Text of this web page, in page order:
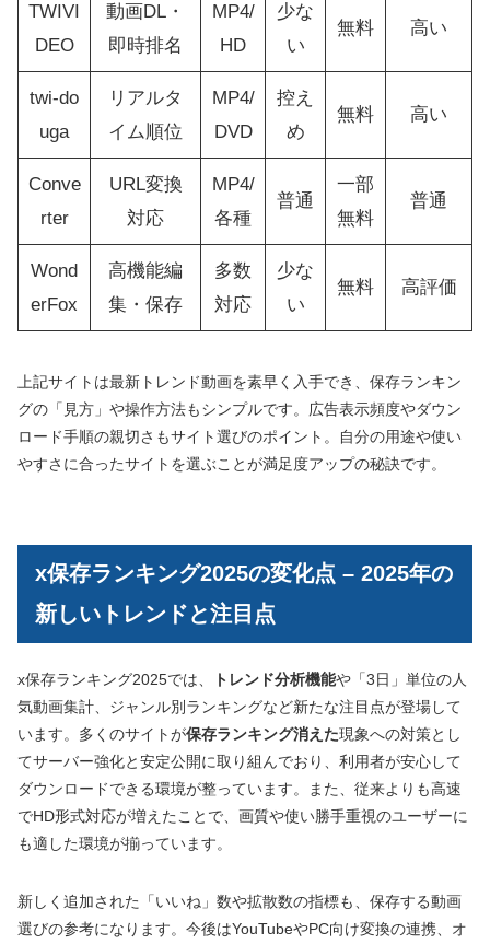
TWIVI
DEO
動画DL・
即時排名
MP4/
HD
少な
い
無料 高い
twi-do
uga
リアルタ
イム順位
MP4/
DVD
控え
め
無料 高い
Conve
rter
URL変換
対応
MP4/
各種
普通
一部
無料
普通
Wond
erFox
高機能編
集・保存
多数
対応
少な
い
無料 高評価
上記サイトは最新トレンド動画を素早く入手でき、保存ランキン
グの「見方」や操作方法もシンプルです。広告表示頻度やダウン
ロード手順の親切さもサイト選びのポイント。自分の用途や使い
やすさに合ったサイトを選ぶことが満足度アップの秘訣です。
x保存ランキング2025の変化点 – 2025年の
新しいトレンドと注目点
x保存ランキング2025では、 トレンド分析機能や「3日」単位の人
気動画集計、ジャンル別ランキングなど新たな注目点が登場して
います。多くのサイトが保存ランキング消えた現象への対策とし
てサーバー強化と安定公開に取り組んでおり、利用者が安心して
ダウンロードできる環境が整っています。また、従来よりも高速
でHD形式対応が増えたことで、画質や使い勝手重視のユーザーに
も適した環境が揃っています。
新しく追加された「いいね」数や拡散数の指標も、保存する動画
選びの参考になります。今後はYouTubeやPC向け変換の連携、オ